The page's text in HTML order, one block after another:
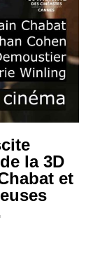
la 3D
et